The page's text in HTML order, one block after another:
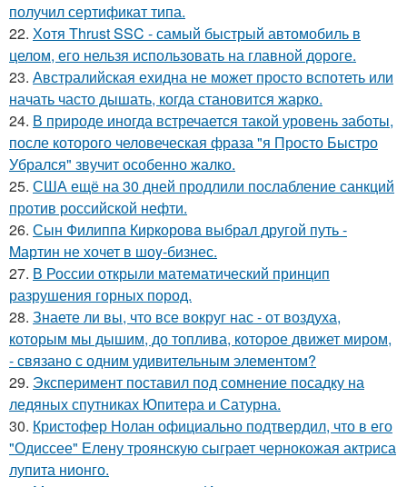
получил сертификат типа.
22. Хотя Thrust SSC - самый быстрый автомобиль в
целом, его нельзя использовать на главной дороге.
23. Австралийская ехидна не может просто вспотеть или
начать часто дышать, когда становится жарко.
24. В природе иногда встречается такой уровень заботы,
после которого человеческая фраза "я Просто Быстро
Убрался" звучит особенно жалко.
25. США ещё на 30 дней продлили послабление санкций
против российской нефти.
26. Сын Филиппa Киркоровa выбрал другой путь -
Mартин не хочет в шоy-бизнес.
27. В России открыли математический принцип
разрушения горных пород.
28. Знаете ли вы, что все вокруг нас - от воздуха,
которым мы дышим, до топлива, которое движет миром,
- связано с одним удивительным элементом?
29. Эксперимент поставил под сомнение посадку на
ледяных спутниках Юпитера и Сатурна.
30. Кристофер Нолан официально подтвердил, что в его
"Одиссее" Елену троянскую сыграет чернокожая актриса
лупита нионго.